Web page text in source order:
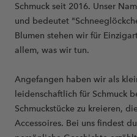
Schmuck seit 2016. Unser
und bedeutet
Blumen stehen wir für
allem, was wir tun.
Angefangen haben wir als
leidenschaftlich für Schmuck
Schmuckstücke zu kreieren,
Accessoires. Bei uns findest